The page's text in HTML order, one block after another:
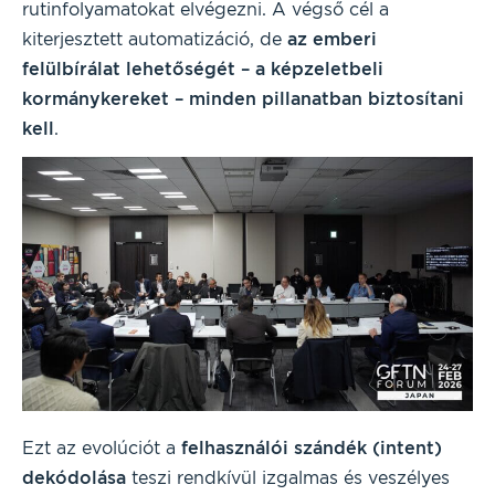
rutinfolyamatokat elvégezni. A végső cél a
kiterjesztett automatizáció, de az emberi
felülbírálat lehetőségét – a képzeletbeli
kormánykereket – minden pillanatban biztosítani
kell .
Ezt az evolúciót a felhasználói szándék (intent)
dekódolása teszi rendkívül izgalmas és veszélyes